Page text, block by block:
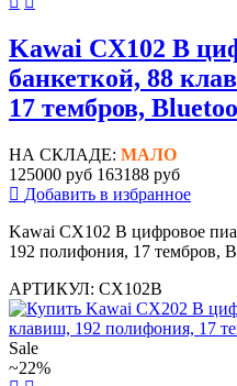
Kawai CX102 B
банкеткой, 88
17 тембров,
НА СКЛАДЕ: МАЛО
125000 руб 163188 руб
Добавить в избранное
Kawai CX102 B цифровое
192 полифония, 17 тембров,
АРТИКУЛ: CX102B
Sale
~22%